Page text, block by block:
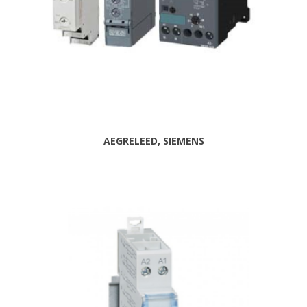
AEGRELEED, SIEMENS